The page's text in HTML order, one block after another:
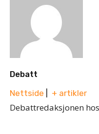
Debatt
Nettside
+ artikler
Debattredaksjonen